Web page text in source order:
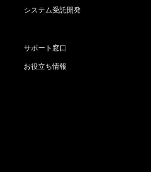
システム受託開発
サポート窓口
お役立ち情報